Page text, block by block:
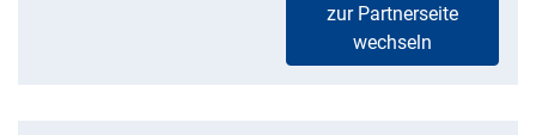
zur Partnerseite
wechseln